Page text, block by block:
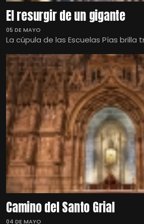
El resurgir de un gigante
05 DE MAYO
La cúpula de las Escuelas Pías brilla
Camino del Santo Grial
04 DE MAYO